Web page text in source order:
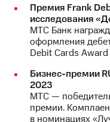
Премия Frank
исследования
МТС Банк
оформления
Debit Cards
Бизнес-премии
2023
МТС —
премии.
в номинациях